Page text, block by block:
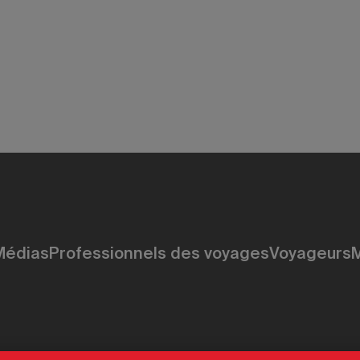
Professionnels des voyagesVoyageurs